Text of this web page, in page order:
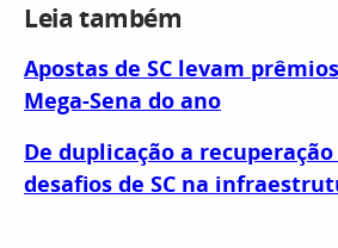
Leia também
Apostas de SC levam
Mega-Sena do ano
De duplicação a
desafios de SC na